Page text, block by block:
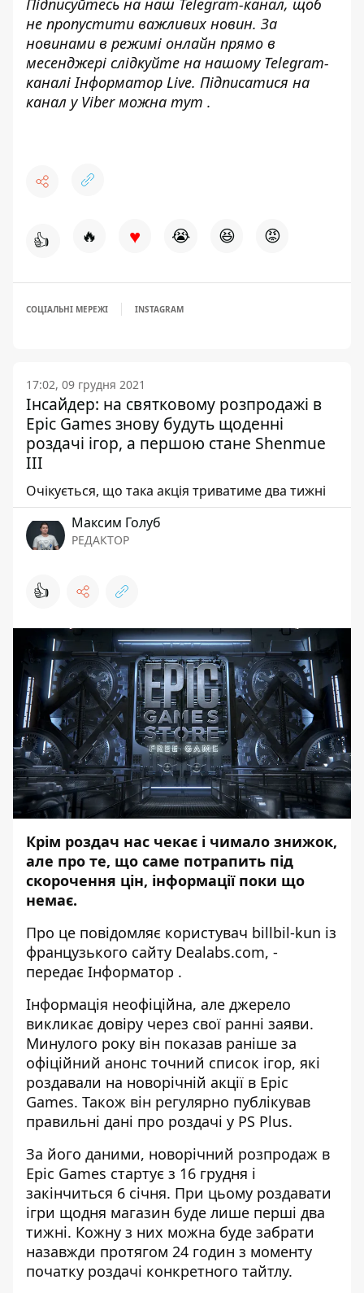
Підписуйтесь на наш Telegram-канал, щоб
не пропустити важливих новин. За
новинами в режимі онлайн прямо в
месенджері слідкуйте на нашому Telegram-
каналіІнформатор Live. Підписатися на
канал у Viber можна тут .
👍 🔥 ♥ 😭 😆 😡
СОЦІАЛЬНІ МЕРЕЖІ INSTAGRAM
17:02, 09 грудня 2021
Інсайдер: на святковому розпродажі в
Epic Games знову будуть щоденні
роздачі ігор, а першою стане Shenmue
III
Очікується, що така акція триватиме два тижні
Максим Голуб
РЕДАКТОР
👍
Крім роздач нас чекає і чимало знижок,
але про те, що саме потрапить під
скорочення цін, інформації поки що
немає.
Про це повідомляє користувач billbil-kun із
французького сайту Dealabs.com, -
передає Інформатор .
Інформація неофіційна, але джерело
викликає довіру через свої ранні заяви.
Минулого року він показав раніше за
офіційний анонс точний список ігор, які
роздавали на новорічній акції в Epic
Games. Також він регулярно публікував
правильні дані про роздачі у PS Plus.
За його даними, новорічний розпродаж в
Epic Games стартує з 16 грудня і
закінчиться 6 січня. При цьому роздавати
ігри щодня магазин буде лише перші два
тижні. Кожну з них можна буде забрати
назавжди протягом 24 годин з моменту
початку роздачі конкретного тайтлу.